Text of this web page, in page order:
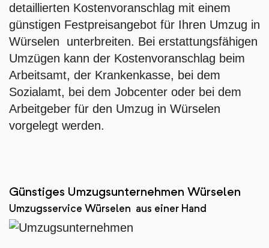
detaillierten Kostenvoranschlag mit einem
günstigen Festpreisangebot für Ihren Umzug in
Würselen unterbreiten. Bei erstattungsfähigen
Umzügen kann der Kostenvoranschlag beim
Arbeitsamt, der Krankenkasse, bei dem
Sozialamt, bei dem Jobcenter oder bei dem
Arbeitgeber für den Umzug in Würselen
vorgelegt werden.
Günstiges Umzugsunternehmen Würselen
Umzugsservice Würselen aus einer Hand